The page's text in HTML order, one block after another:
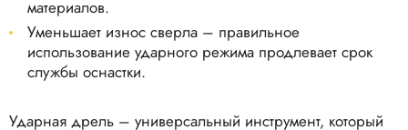
материалов.
Уменьшает износ сверла – правильное
использование ударного режима продлевает срок
службы оснастки.
Ударная дрель – универсальный инструмент, который